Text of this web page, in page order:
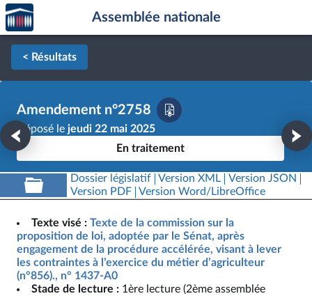
Aller au contenu
Aller en bas de la page
Accèder
à la
page
d'accueil
Assemblée nationale
< Résultats
Amendement n°2758
Déposé le jeudi 22 mai 2025
En traitement
Dossier législatif Version XML
Version JSON
Version PDF
Version Word/LibreOffice
Texte visé : Texte de la commission sur la
proposition de loi, adoptée par le Sénat, après
engagement de la procédure accélérée, visant à lever
les contraintes à l’exercice du métier d’agriculteur
(n°856)., n° 1437-A0
Stade de lecture : 1ère lecture (2ème assemblée